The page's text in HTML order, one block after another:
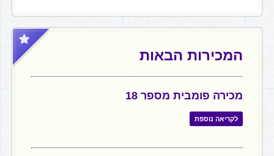
המכירות הבאות
מכירה פומבית מספר 18
לקריאה נוספת